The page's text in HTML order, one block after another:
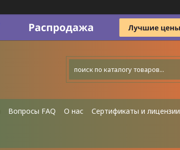
Вопросы FAQ О нас Сертификаты и лицензии